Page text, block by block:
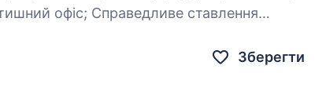
телефон…
Зберегти